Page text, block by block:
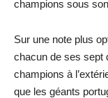
champions sous
Sur une note plus
chacun de ses sept
champions à
que les géants